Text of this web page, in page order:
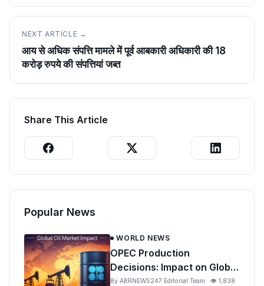
NEXT ARTICLE →
आय से अधिक संपत्ति मामले में पूर्व आबकारी अधिकारी की 18
करोड़ रुपये की संपत्तियां जब्त
Share This Article
Popular News
WORLD NEWS
OPEC Production
Decisions: Impact on Global
Oil Prices and India
By ABRNEWS247 Editorial Team · 👁 1,838